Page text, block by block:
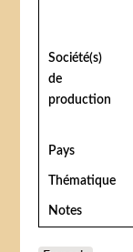
Société(s)
de
production
Pays
Thématique
Notes